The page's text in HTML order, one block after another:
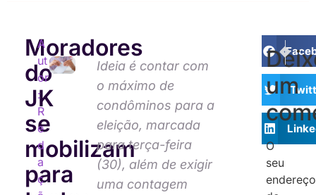
Moradores
do
JK
se
mobilizam
para
A
ut
or
:
R
e
d
a
ç
Ideia é contar com
o máximo de
condôminos para a
eleição, marcada
para terça-feira
(30), além de exigir
uma contagem
um
O
seu
endereço
TJ-DF